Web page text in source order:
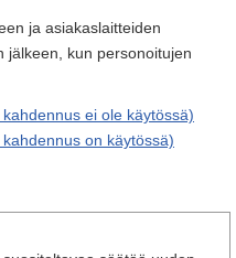
ja asiakaslaitteiden
jälkeen, kun personoitujen
ei ole käytössä)
on käytössä)